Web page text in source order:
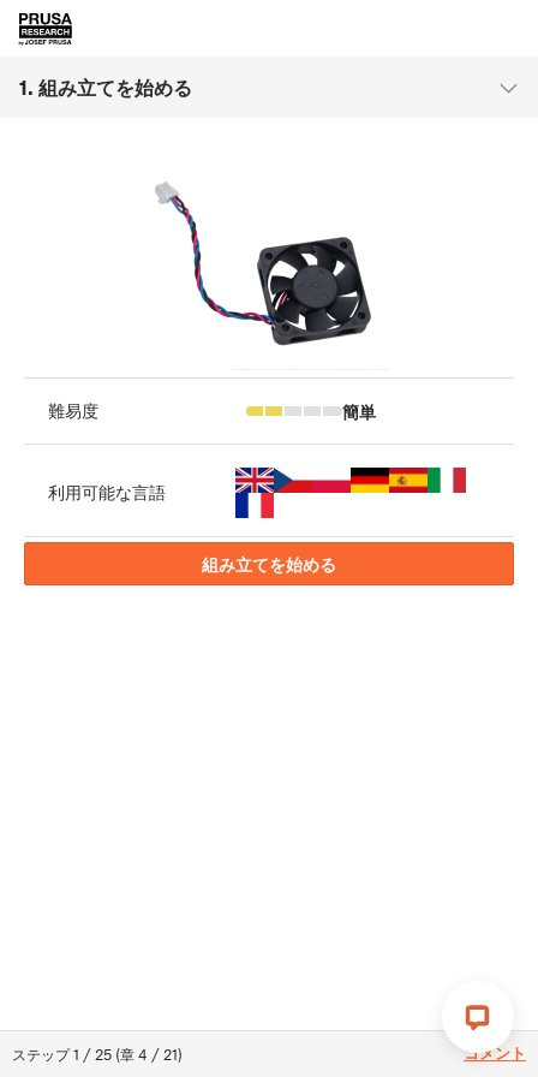
1. 組み立てを始める
ステップ1 / 25 (章4 / 21) コメント
難易度 簡単
利用可能な言語
組み立てを始める